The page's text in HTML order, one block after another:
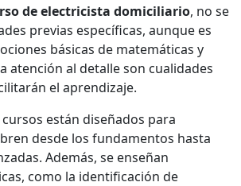
de electricista domiciliario, no se
previas específicas, aunque es
básicas de matemáticas y
atención al detalle son cualidades
el aprendizaje.
están diseñados para
desde los fundamentos hasta
Además, se enseñan
como la identificación de